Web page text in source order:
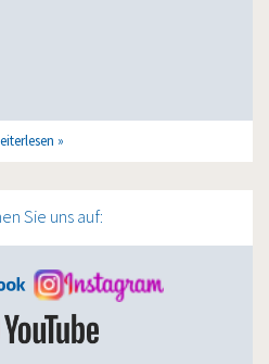
Sie uns auf: